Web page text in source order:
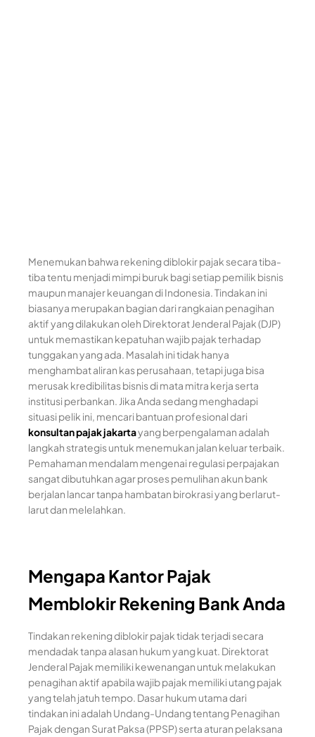
Menemukan bahwa rekening diblokir pajak secara tiba-
tiba tentu menjadi mimpi buruk bagi setiap pemilik bisnis
maupun manajer keuangan di Indonesia. Tindakan ini
biasanya merupakan bagian dari rangkaian penagihan
aktif yang dilakukan oleh Direktorat Jenderal Pajak (DJP)
untuk memastikan kepatuhan wajib pajak terhadap
tunggakan yang ada. Masalah ini tidak hanya
menghambat aliran kas perusahaan, tetapi juga bisa
merusak kredibilitas bisnis di mata mitra kerja serta
institusi perbankan. Jika Anda sedang menghadapi
situasi pelik ini, mencari bantuan profesional dari
konsultan pajak jakartayang berpengalaman adalah
langkah strategis untuk menemukan jalan keluar terbaik.
Pemahaman mendalam mengenai regulasi perpajakan
sangat dibutuhkan agar proses pemulihan akun bank
berjalan lancar tanpa hambatan birokrasi yang berlarut-
larut dan melelahkan.
Mengapa Kantor Pajak
Memblokir Rekening Bank Anda
Tindakan rekening diblokir pajak tidak terjadi secara
mendadak tanpa alasan hukum yang kuat. Direktorat
Jenderal Pajak memiliki kewenangan untuk melakukan
penagihan aktif apabila wajib pajak memiliki utang pajak
yang telah jatuh tempo. Dasar hukum utama dari
tindakan ini adalah Undang-Undang tentang Penagihan
Pajak dengan Surat Paksa (PPSP) serta aturan pelaksana